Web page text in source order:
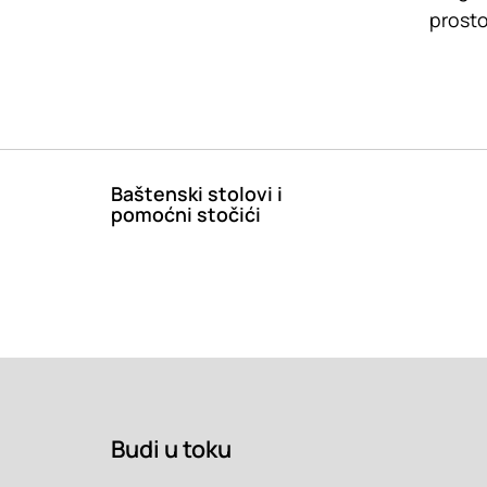
Baštenski stolovi i
pomoćni stočići
Budi u toku